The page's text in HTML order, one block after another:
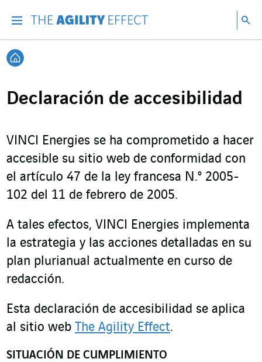
Volver a Inicio
Declaración de accesibilidad
VINCI Energies se ha comprometido a hacer
accesible su sitio web de conformidad con
el artículo 47 de la ley francesa N.º 2005-
102 del 11 de febrero de 2005.
A tales efectos, VINCI Energies implementa
la estrategia y las acciones detalladas en su
plan plurianual actualmente en curso de
redacción.
Esta declaración de accesibilidad se aplica
al sitio web The Agility Effect.
SITUACIÓN DE CUMPLIMIENTO